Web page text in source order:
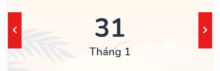
31
Tháng 1